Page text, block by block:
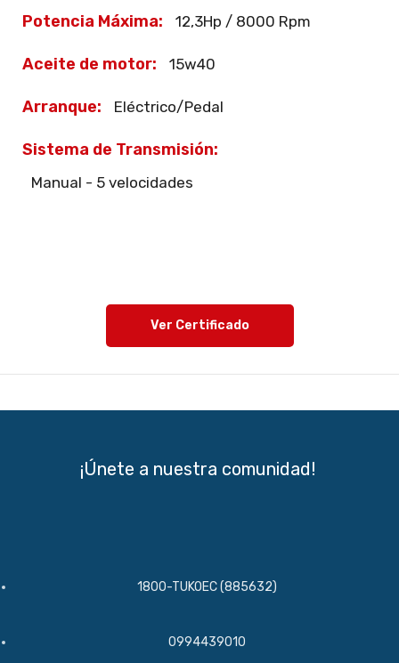
Potencia Máxima: 12,3Hp / 8000 Rpm
Aceite de motor: 15w40
Arranque: Eléctrico/Pedal
Sistema de Transmisión:
Manual - 5 velocidades
Ver Certificado
¡Únete a nuestra comunidad!
1800-TUKOEC (885632)​
0994439010​